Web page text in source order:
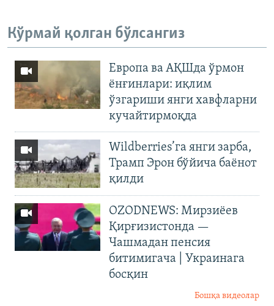
Кўрмай қолган бўлсангиз
Европа ва АҚШда ўрмон
ёнғинлари: иқлим
ўзгариши янги хавфларни
кучайтирмоқда
Wildberries’га янги зарба,
Трамп Эрон бўйича баёнот
қилди
OZODNEWS: Мирзиёев
Қирғизистонда —
Чашмадан пенсия
битимигача | Украинага
босқин
Бошқа видеолар